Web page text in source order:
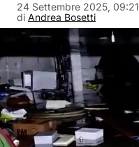
di Andrea Bosetti
24 Settembre 2025, 09:21